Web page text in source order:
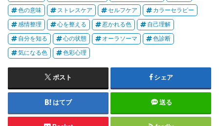
色の意味 ストレスケア セルフケア カラーセラピー
感情整理 心を整える 惹かれる色 自己理解
自分を知る 心の状態 オーラソーマ 色診断
気になる色 色彩心理
ポスト シェア
はてブ 送る